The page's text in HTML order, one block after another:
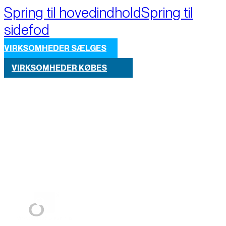
Spring til hovedindholdSpring til
sidefod
VIRKSOMHEDER SÆLGES
VIRKSOMHEDER KØBES